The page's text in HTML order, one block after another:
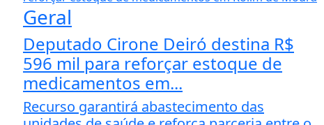
Geral
Deputado Cirone Deiró destina R$
596 mil para reforçar estoque de
medicamentos em...
Recurso garantirá abastecimento das